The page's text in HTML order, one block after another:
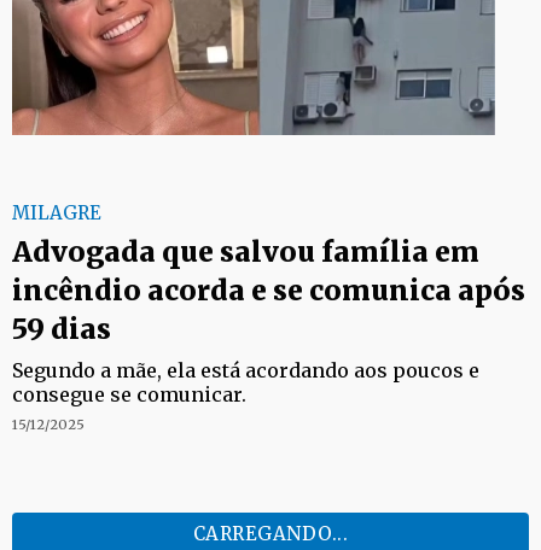
MILAGRE
Advogada que salvou família em
incêndio acorda e se comunica após
59 dias
Segundo a mãe, ela está acordando aos poucos e
consegue se comunicar.
15/12/2025
CARREGANDO...